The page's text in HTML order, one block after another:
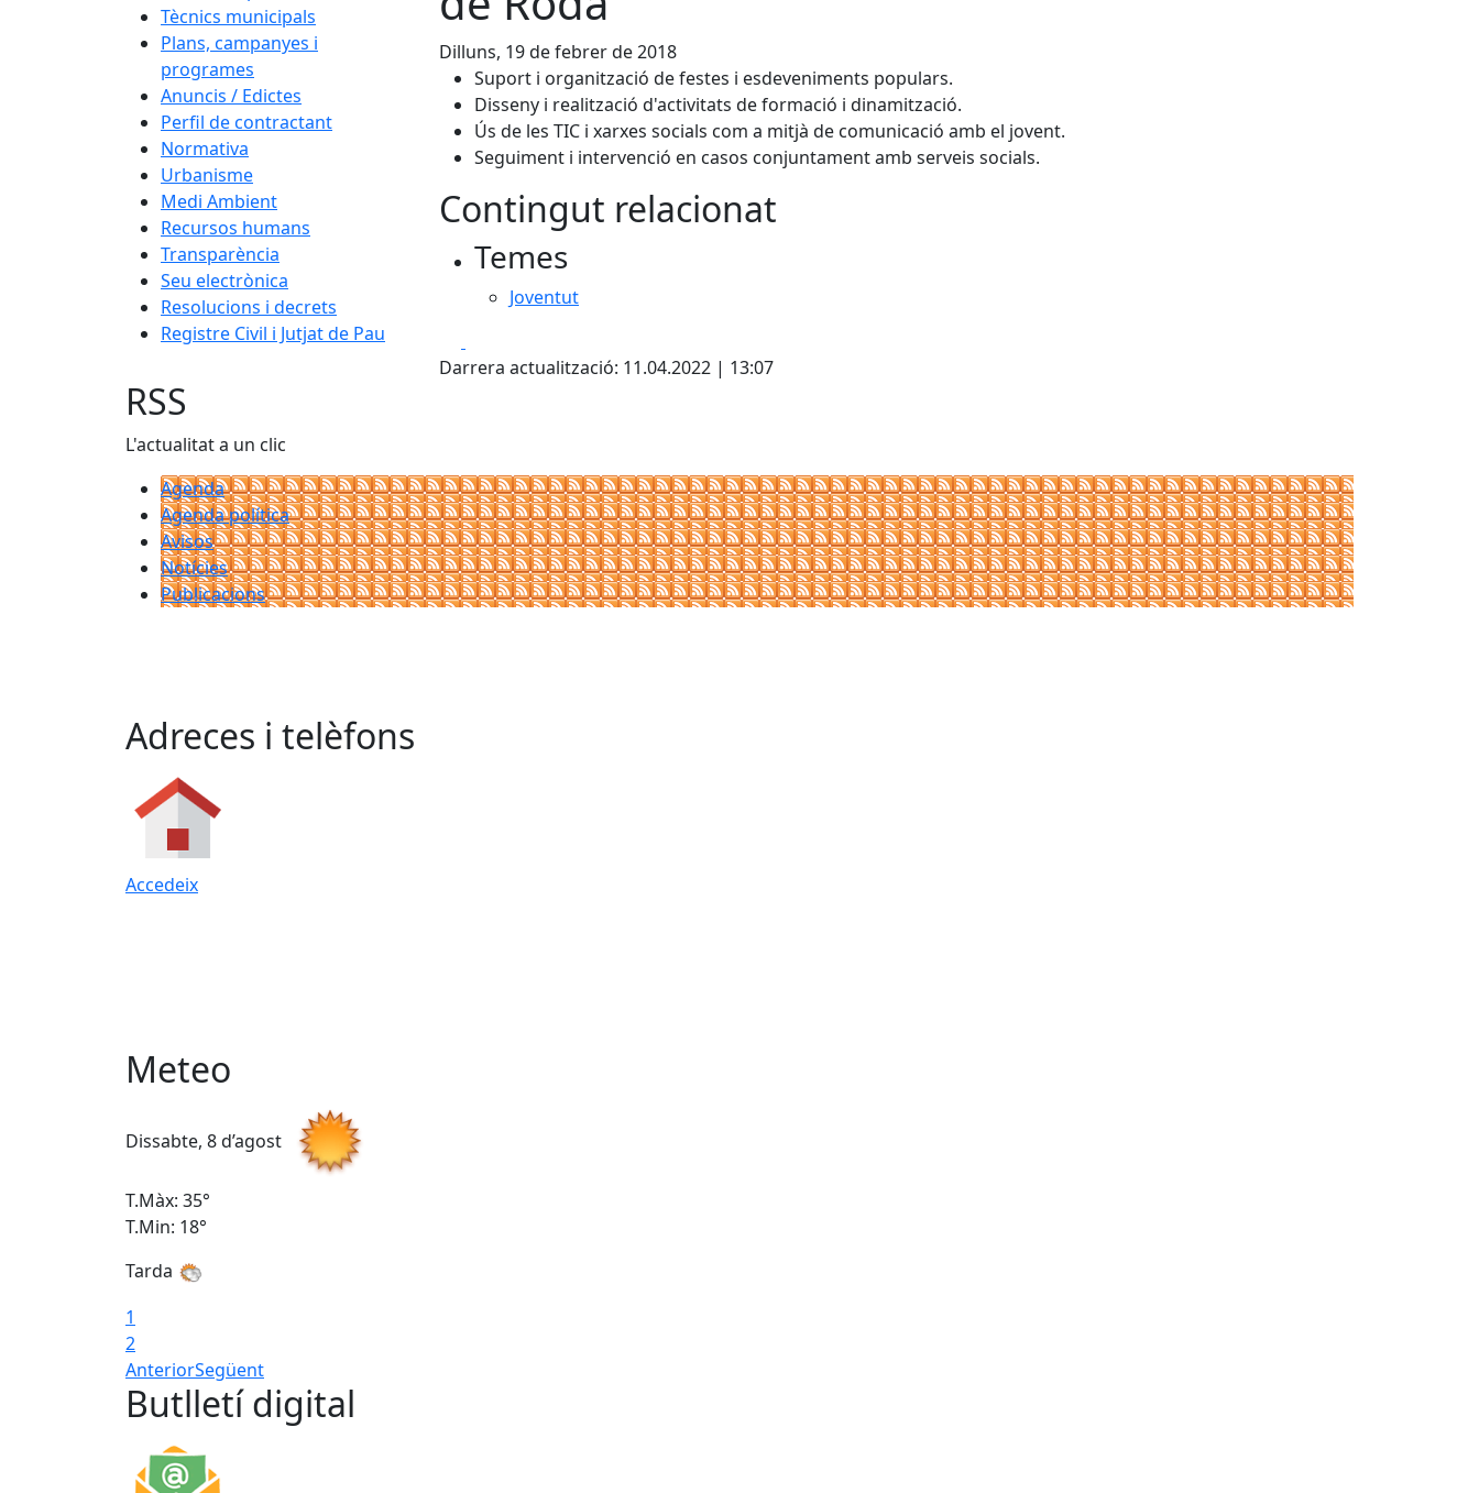
Tècnics municipals
Plans, campanyes i
programes
Anuncis / Edictes
Perfil de contractant
Normativa
Urbanisme
Medi Ambient
Recursos humans
Transparència
Seu electrònica
Resolucions i decrets
Registre Civil i Jutjat de Pau
Dilluns, 19 de febrer de 2018
Suport i organització de festes i esdeveniments populars.
Disseny i realització d'activitats de formació i dinamització.
Ús de les TIC i xarxes socials com a mitjà de comunicació amb el jovent.
Seguiment i intervenció en casos conjuntament amb serveis socials.
Contingut relacionat
Temes
Joventut
Darrera actualització: 11.04.2022 | 13:07
RSS
L'actualitat a un clic
Agenda
Agenda política
Avisos
Notícies
Publicacions
Adreces i telèfons
Accedeix
Meteo
Dissabte, 8 d’agost
T.Màx: 35°
T.Min: 18°
Tarda
1
2
AnteriorSegüent
Butlletí digital